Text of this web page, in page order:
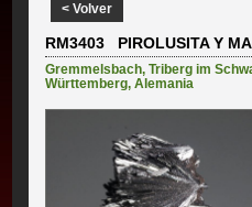
< Volver
RM3403 PIROLUSITA Y
Gremmelsbach,Triberg im
Württemberg,Alemania